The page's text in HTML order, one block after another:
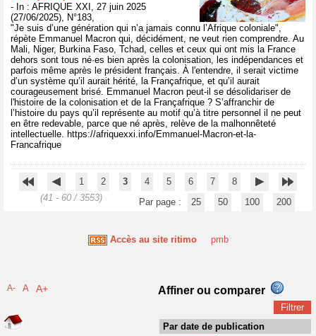
- In : AFRIQUE XXI, 27 juin 2025
(27/06/2025), N°183,
"Je suis d’une génération qui n’a jamais connu l’Afrique coloniale",
répète Emmanuel Macron qui, décidément, ne veut rien comprendre. Au
Mali, Niger, Burkina Faso, Tchad, celles et ceux qui ont mis la France
dehors sont tous né·es bien après la colonisation, les indépendances et
parfois même après le président français. À l'entendre, il serait victime
d’un système qu’il aurait hérité, la Françafrique, et qu’il aurait
courageusement brisé. Emmanuel Macron peut-il se désolidariser de
l'histoire de la colonisation et de la Françafrique ? S’affranchir de
l’histoire du pays qu’il représente au motif qu’à titre personnel il ne peut
en être redevable, parce que né après, relève de la malhonnêteté
intellectuelle. https://afriquexxi.info/Emmanuel-Macron-et-la-
Francafrique
1 2 3 4 5 6 7
8
(41 - 60 / 3553)
Par page : 25 50 100 200
Accès au site ritimo pmb
A- A A+ Affiner ou comparer
Par date de publication